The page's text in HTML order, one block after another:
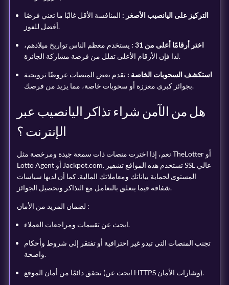
التركيز على اليانصيب الأصغر : المنافسة الأقل غالبًا ما تعني فرصًا
أفضل للفوز.
اختر أرقامًا أعلى من 31 :
يستخدم معظم الناس تواريخ ميلادهم،
لذا فإن الأرقام الأعلى تقلل من فرصة مشاركة الجائزة.
استكشف السحوبات الخاصة : تقدم بعض المنصات عروضًا ترويجية
بجوائز كبرى معززة أو سحوبات خاصة، مما يزيد من فرصك.
هل من الآمن شراء تذاكر اليانصيب عبر
الإنترنت ؟
نعم، إذا اخترت منصات ذات سمعة جيدة ومرخصة مثل TheLotter أو
Lotto Agent أو Jackpot.com. تستخدم هذه المواقع تشفير SSL عالي
المستوى لحماية بياناتك ومعاملاتك المالية. كما أن لديها سياسات
شفافة فيما يتعلق بالتعامل مع التذاكر وتحصيل الجوائز.
لضمان المزيد من الأمان :
ابحث عن تقييمات ومراجعات العملاء.
تجنب المنصات التي تبدو غير احترافية أو تفتقر إلى شروط وأحكام
واضحة.
تحقق دائمًا من أمان الموقع (ابحث عن HTTPS وشارات الأمان).